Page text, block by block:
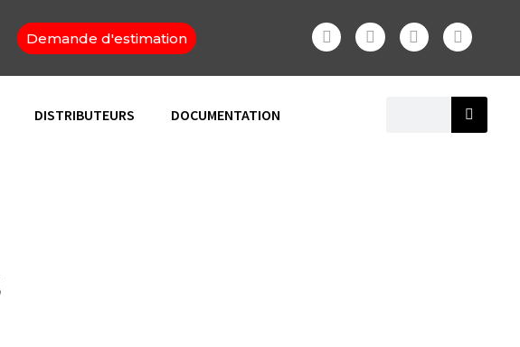
Demande d'estimation
DISTRIBUTEURS DOCUMENTATION